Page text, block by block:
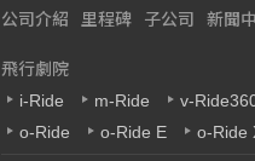
公司介紹 里程碑 子公司 新聞
飛行劇院
i-Ride
m-Ride
v-
o-Ride
o-Ride E o-Ride